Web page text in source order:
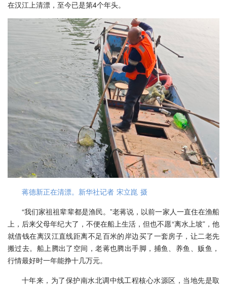
在汉江上清漂，至今已是第4个年头。
蒋德新正在清漂。新华社记者 宋立崑 摄
“我们家祖祖辈辈都是渔民。”老蒋说，以前一家人一直住在渔船
上，后来父母年纪大了，不便在船上生活，但也不愿“离水上坡”，他
就借钱在离汉江直线距离不足百米的岸边买了一套房子，让二老先
搬过去。船上腾出了空间，老蒋也腾出手脚，捕鱼、养鱼、贩鱼，
行情最好时一年能挣十几万元。
十年来，为了保护南水北调中线工程核心水源区，当地先是取